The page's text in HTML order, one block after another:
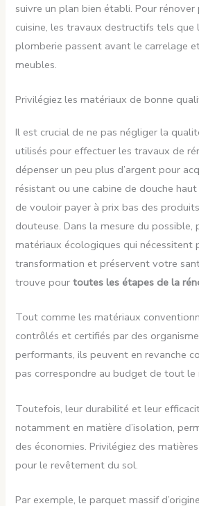
suivre un plan bien établi. Pour
cuisine, les travaux destructifs tels que
plomberie passent avant le carrelage
meubles.
Privilégiez les matériaux de bonne
Il est crucial de ne pas négliger la
utilisés pour effectuer les travaux de
dépenser un peu plus d’argent pour
résistant ou une cabine de douche
de vouloir payer à prix bas des
douteuse. Dans la mesure du possible,
matériaux écologiques qui nécessitent
transformation et préservent votre
trouve pourtoutes les étapes de la
Tout comme les matériaux
contrôlés et certifiés par des
performants, ils peuvent en revanche
pas correspondre au budget de tout le
Toutefois, leur durabilité et leur
notamment en matière d’isolation,
des économies. Privilégiez des
pour le revêtement du sol.
Par exemple, le parquet massif